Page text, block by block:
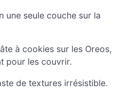
une seule couche sur la
à cookies sur les Oreos,
pour les couvrir.
de textures irrésistible.